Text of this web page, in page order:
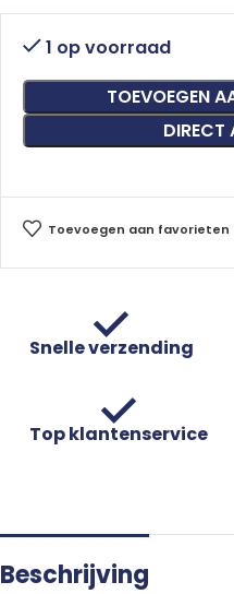
1 op voorraad
TOEVOEGEN
DIRECT
Toevoegen aan favorieten
Snelle verzending
Top klantenservice
Beschrijving